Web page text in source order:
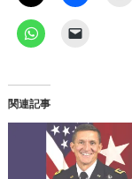
関連記事